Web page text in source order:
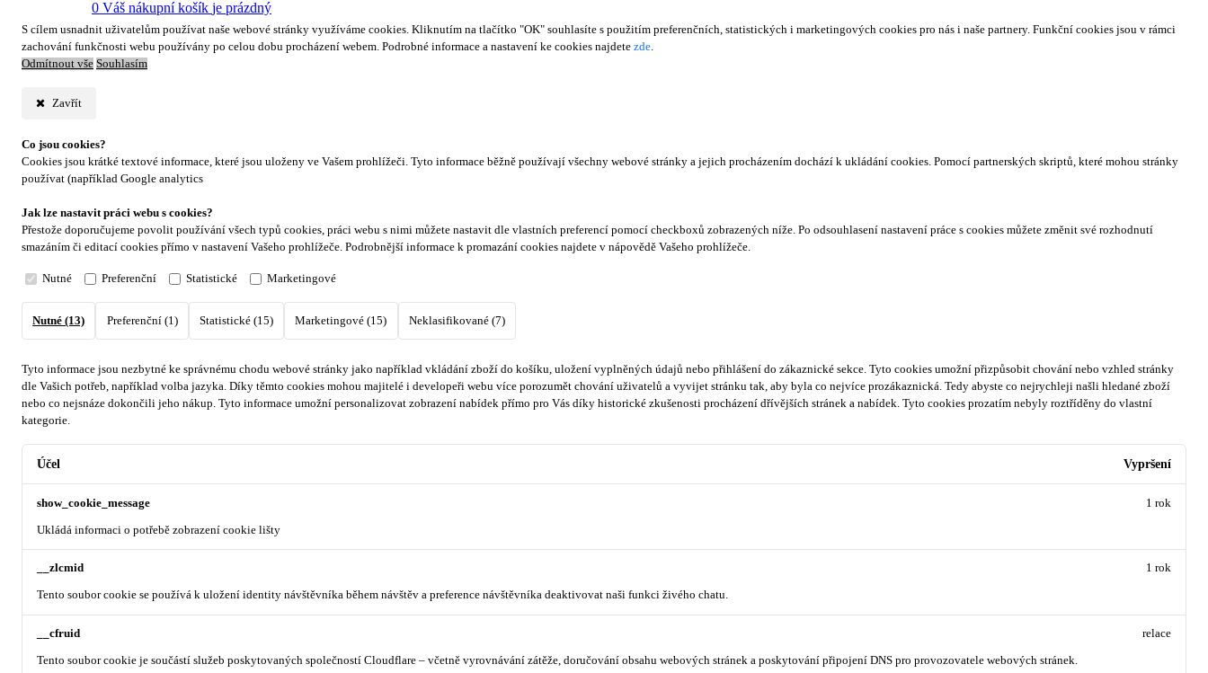
S cílem usnadnit uživatelům používat naše webové stránky využíváme cookies. Kliknutím na tlačítko "OK" souhlasíte s použitím preferenčních, statistických i marketingových cookies pro nás i naše partnery. Funkční cookies jsou v rámci
zachování funkčnosti webu používány po celou dobu procházení webem. Podrobné informace a nastavení ke cookies najdete zde.
Odmítnout vše Souhlasím
Zavřít
Co jsou cookies?
Cookies jsou krátké textové informace, které jsou uloženy ve Vašem prohlížeči. Tyto informace běžně používají všechny webové stránky a jejich procházením dochází k ukládání cookies. Pomocí partnerských skriptů, které mohou stránky
používat (například Google analytics
Jak lze nastavit práci webu s cookies?
Přestože doporučujeme povolit používání všech typů cookies, práci webu s nimi můžete nastavit dle vlastních preferencí pomocí checkboxů zobrazených níže. Po odsouhlasení nastavení práce s cookies můžete změnit své rozhodnutí
smazáním či editací cookies přímo v nastavení Vašeho prohlížeče. Podrobnější informace k promazání cookies najdete v nápovědě Vašeho prohlížeče.
Nutné Preferenční Statistické Marketingové
Nutné (13) Preferenční (1) Statistické (15) Marketingové (15) Neklasifikované (7)
Tyto informace jsou nezbytné ke správnému chodu webové stránky jako například vkládání zboží do košíku, uložení vyplněných údajů nebo přihlášení do zákaznické sekce. Tyto cookies umožní přizpůsobit chování nebo vzhled stránky
dle Vašich potřeb, například volba jazyka. Díky těmto cookies mohou majitelé i developeři webu více porozumět chování uživatelů a vyvijet stránku tak, aby byla co nejvíce prozákaznická. Tedy abyste co nejrychleji našli hledané zboží
nebo co nejsnáze dokončili jeho nákup. Tyto informace umožní personalizovat zobrazení nabídek přímo pro Vás díky historické zkušenosti procházení dřívějších stránek a nabídek. Tyto cookies prozatím nebyly roztříděny do vlastní
kategorie.
Účel Vypršení
show_cookie_message
Ukládá informaci o potřebě zobrazení cookie lišty
1 rok
__zlcmid
Tento soubor cookie se používá k uložení identity návštěvníka během návštěv a preference návštěvníka deaktivovat naši funkci živého chatu.
1 rok
__cfruid
Tento soubor cookie je součástí služeb poskytovaných společností Cloudflare – včetně vyrovnávání zátěže, doručování obsahu webových stránek a poskytování připojení DNS pro provozovatele webových stránek.
relace
0 Váš nákupní košík je prázdný